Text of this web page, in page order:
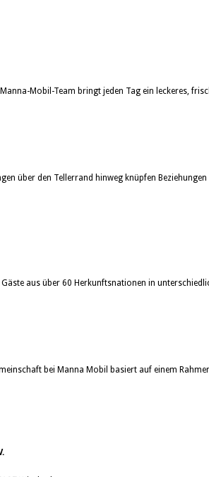
Manna-Mobil-Team bringt jeden Tag ein leckeres,
über den Tellerrand hinweg knüpfen
Gäste aus über 60 Herkunftsnationen in
bei Manna Mobil basiert auf einem